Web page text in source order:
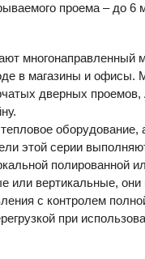
проема – до 6
в магазины и офисы.
дверных
этой серии
полированной
или вертикальные,
с контролем
при